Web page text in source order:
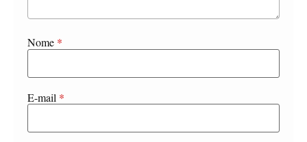
Nome *
E-mail *